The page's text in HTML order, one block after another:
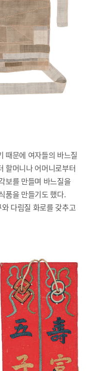
때문에 여자들의 바느질
할머니나 어머니로부터
보를 만들며 바느질을
품을 만들기도 했다.
다림질 화로를 갖추고